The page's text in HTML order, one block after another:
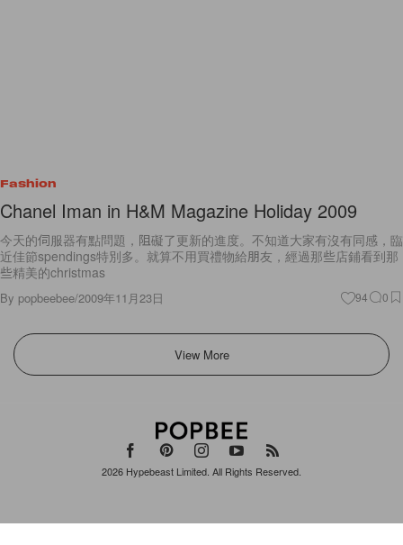
Fashion
Chanel Iman in H&M Magazine Holiday 2009
今天的伺服器有點問題，阻礙了更新的進度。不知道大家有沒有同感，臨
近佳節spendings特別多。就算不用買禮物給朋友，經過那些店鋪看到那
些精美的christmas
By popbeebee/2009年11月23日 94 0
View More
2026 Hypebeast Limited. All Rights Reserved.